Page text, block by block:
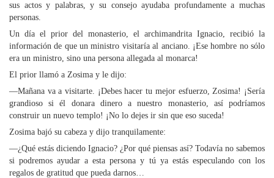
sus actos y palabras, y su consejo ayudaba profundamente a muchas
personas.
Un día el prior del monasterio, el archimandrita Ignacio, recibió la
información de que un ministro visitaría al anciano. ¡Ese hombre no sólo
era un ministro, sino una persona allegada al monarca!
El prior llamó a Zosima y le dijo:
—Mañana va a visitarte. ¡Debes hacer tu mejor esfuerzo, Zosima! ¡Sería
grandioso si él donara dinero a nuestro monasterio, así podríamos
construir un nuevo templo! ¡No lo dejes ir sin que eso suceda!
Zosima bajó su cabeza y dijo tranquilamente:
—¿Qué estás diciendo Ignacio? ¿Por qué piensas así? Todavía no sabemos
si podremos ayudar a esta persona y tú ya estás especulando con los
regalos de gratitud que pueda darnos…